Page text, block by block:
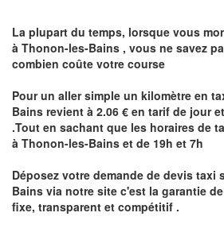
La plupart du temps, lorsque vous
à Thonon-les-Bains , vous ne savez
combien coûte votre course
Pour un aller simple un kilomètre en
Bains revient à 2.06 € en tarif de jour
.Tout en sachant que les horaires de
à Thonon-les-Bains et de 19h et 7h
Déposez votre demande de devis taxi
Bains via notre site c'est la garantie
fixe, transparent et compétitif .